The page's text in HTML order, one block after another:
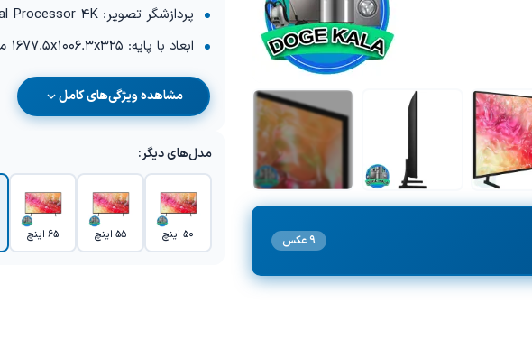
9 عکس
پردازشگر تصویر: Crystal Processor 4K
ابعاد با پایه: 1677.5x1006.3x325 میلی متر
مشاهده ویژگی‌های کامل
مدل‌های دیگر:
50 اینچ 55 اینچ 65 اینچ